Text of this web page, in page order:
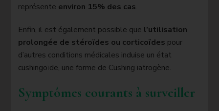
représente environ 15% des cas.
Enfin, il est également possible que l’utilisation
prolongée de stéroïdes ou corticoïdes pour
d’autres conditions médicales induise un état
cushingoïde, une forme de Cushing iatrogène.
Symptômes courants à surveiller